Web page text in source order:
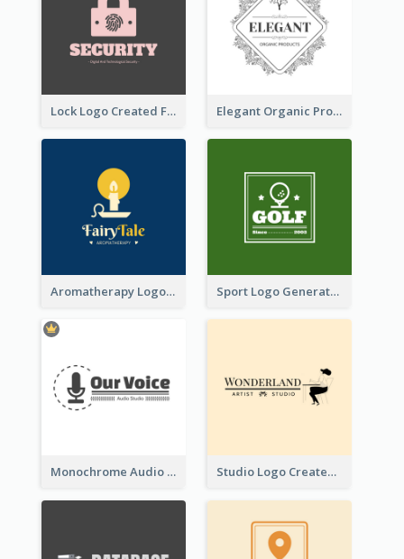
Lock Logo Created For Digital And Technological Security Services Elegant Organic Products Logo Created With Complicated Decorations
Aromatherapy Logo Designed With Theme Of Fairy Tale Sport Logo Generated For Golf Club
Monochrome Audio Studio Logo Created With Graphic Of microphone Studio Logo Created With Monochrome Words And Illustration